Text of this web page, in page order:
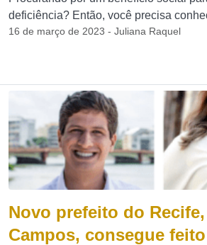
deficiência? Então, você precisa
16 de março de 2023 - Juliana Raquel
Novo prefeito do
Campos, consegue